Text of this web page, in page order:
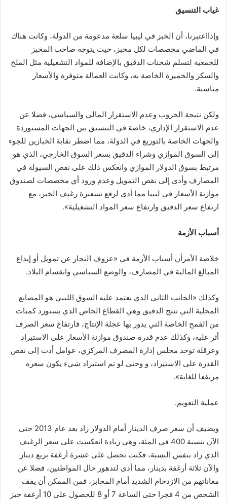
غياب التنسيق
وإذااعتبرنا، أن الخبز في ليبيا سلعة مدعومة من الدولة، وكانت هناك
في الماضي مخصصات لكل مخبز، حيث يتوجه صاحب المخبز
للجمعية لتسلم شحنات الدقيق بالإضافة للمواد التشغيلية مثل الملح
والسكر والخميرة الخاصة به، وكانت العمالة متوفرة والأسعار
مناسبة.
ولكن نتيجة الحروب وعدم الاستقرار المالي والسياسي، فضلا عن
عدم الاستقرار الإداري، خاصة في التنسيق بين الجهات المستوردة
والجهات الخاصة بالتوزيع في الدولة، مما اضطر نقابة الخبازين للجوء
إلى السوق الموازي وشراء الدقيق بسعر السوق الخارجي، الذي هو
مرتبط بسوق الدولار الموازي وانعكس ذلك على نقص السيولة في
المصارف وأدى إلى نقص التمويل وعدم ورود أي مخصصات لصندوق
موازنة الأسعار في ليبيا مما أدى لرفع تسعيرة رغيف الخبز، مع
ارتفاع سعر الدقيق وارتفاع سعر المواد التشغيلية».
أسباب الأزمة
خلاصة الأمرأن أسباب الأزمة في «عزوف التجار عن تمويل أو إيداع
المبالغ المالية في المصارف، والوضع السياسي وانقسام البلاد.
وكذلك «الجانب الثاني الذي يعتمد عليه السوق الليبي هو المصانع
المحلية التي تنتج الدقيق وهي القطاع الخاص الذي يستورد كميات
من القمح الخاصة التي يدور بها عجلة الإنتاج، فارتفاع سعر الصرف
أثر عليه، وكذلك عدم قدرة صندوق موازنة الأسعار على الاستيراد
وعرقلة توحد مجلس إدارة المصرف المركزي، عوامل أدت إلى نقص
القدرة على الاستيراد، و وحتى لو تم استيراد شيء يكون سعره
مرتفعا للغاية».
عملية التعويم.
ويضيف أن سعر صرف الدينار أمام الدولار زاد بعد عام 2013 حتى
الآن بنسبة 400 في المئة، وهي زيادة انعكست على سعر الرغيف
الذي زاد بنفس النسبة، فكنت تحصل على عشرة أرغفة بربع دينار
والآن ثلاثة أرغفة بدينار، مما أدى لتدهور حال المواطنين، فضلا عن
معاناتهم من الازدحام الشديد أمام المخابز، فمن الممكن أن يقف
الشخص من 4 فجرا حتى الساعة 7 أو 8 للحصول على 10 أرغفة خبز